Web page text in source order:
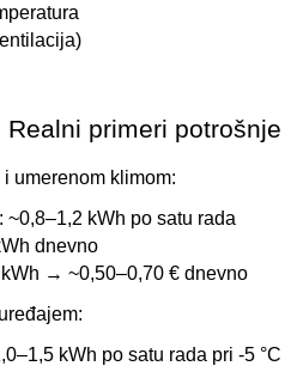
Realni primeri potrošnje
umerenom klimom:
kWh po satu rada
dnevno
→ ~0,50–0,70 € dnevno
kWh po satu rada pri -5 °C